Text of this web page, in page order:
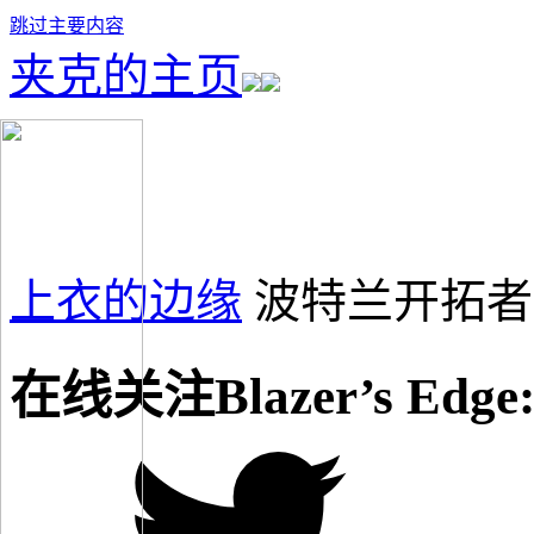
跳过主要内容
夹克的主页
上衣的边缘 波特兰开拓
在线关注Blazer’s Edge: